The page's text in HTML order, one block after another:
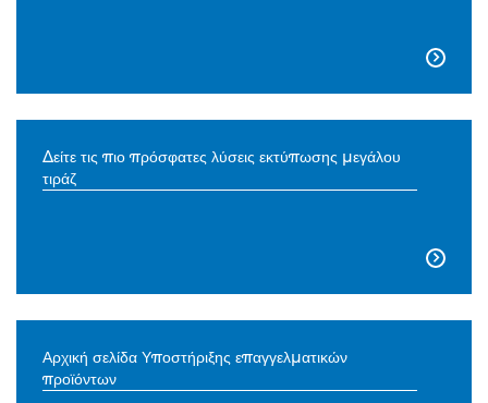

Δείτε τις πιο πρόσφατες λύσεις εκτύπωσης μεγάλου
τιράζ

Αρχική σελίδα Υποστήριξης επαγγελματικών
προϊόντων